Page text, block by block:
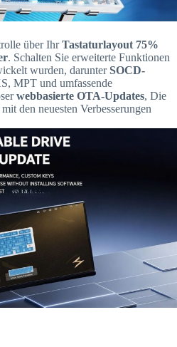
über IhrTastaturlayout 75%
. Schalten Sie erweiterte Funktionen
wurden, darunterSOCD-
MPT und umfassende
webbasierte OTA-Updates, Die
den neuesten Verbesserungen